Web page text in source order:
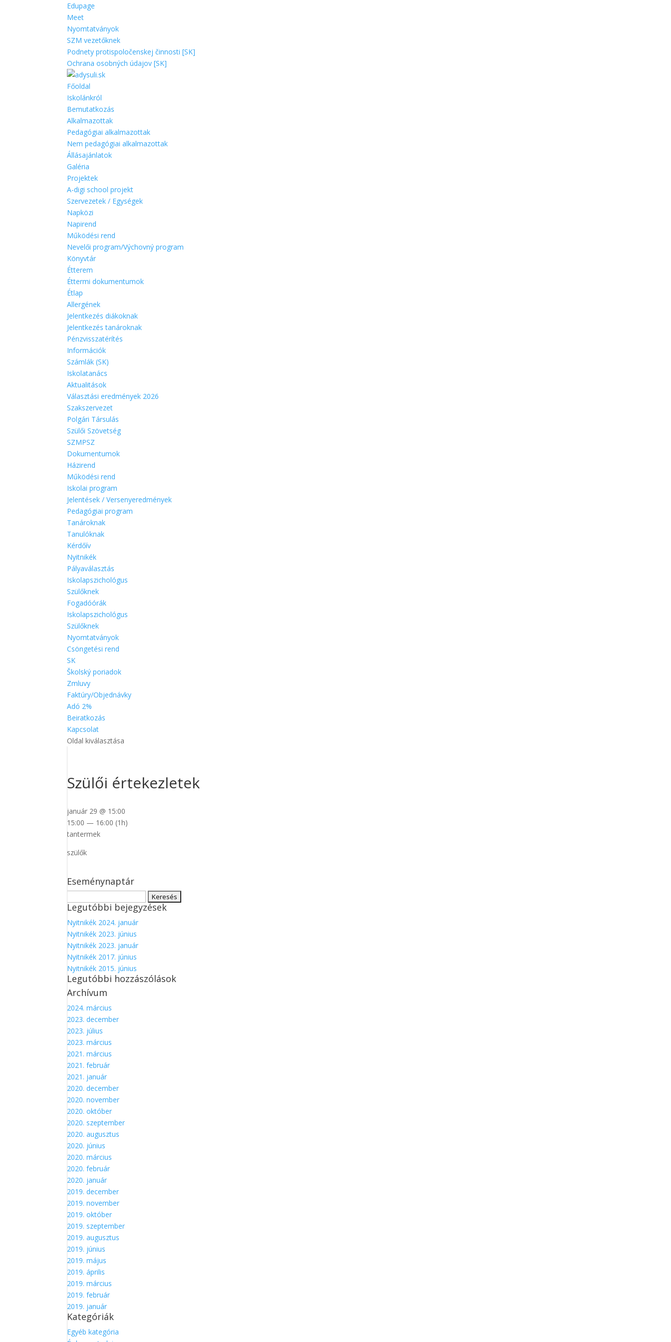
Edupage
Meet
Nyomtatványok
SZM vezetőknek
Podnety protispoločenskej činnosti [SK]
Ochrana osobných údajov [SK]
Főoldal
Iskolánkról
Bemutatkozás
Alkalmazottak
Pedagógiai alkalmazottak
Nem pedagógiai alkalmazottak
Állásajánlatok
Galéria
Projektek
A-digi school projekt
Szervezetek / Egységek
Napközi
Napirend
Működési rend
Nevelői program/Výchovný program
Könyvtár
Étterem
Éttermi dokumentumok
Étlap
Allergének
Jelentkezés diákoknak
Jelentkezés tanároknak
Pénzvisszatérítés
Információk
Számlák (SK)
Iskolatanács
Aktualitások
Választási eredmények 2026
Szakszervezet
Polgári Társulás
Szülői Szövetség
SZMPSZ
Dokumentumok
Házirend
Működési rend
Iskolai program
Jelentések / Versenyeredmények
Pedagógiai program
Tanároknak
Tanulóknak
Kérdőív
Nyitnikék
Pályaválasztás
Iskolapszichológus
Szülőknek
Fogadóórák
Iskolapszichológus
Szülőknek
Nyomtatványok
Csöngetési rend
SK
Školský poriadok
Zmluvy
Faktúry/Objednávky
Adó 2%
Beiratkozás
Kapcsolat
Oldal kiválasztása
Szülői értekezletek
január 29 @ 15:00
15:00 — 16:00 (1h)
tantermek
szülők
Eseménynaptár
Legutóbbi bejegyzések
Nyitnikék 2024. január
Nyitnikék 2023. június
Nyitnikék 2023. január
Nyitnikék 2017. június
Nyitnikék 2015. június
Legutóbbi hozzászólások
Archívum
2024. március
2023. december
2023. július
2023. március
2021. március
2021. február
2021. január
2020. december
2020. november
2020. október
2020. szeptember
2020. augusztus
2020. június
2020. március
2020. február
2020. január
2019. december
2019. november
2019. október
2019. szeptember
2019. augusztus
2019. június
2019. május
2019. április
2019. március
2019. február
2019. január
Kategóriák
Egyéb kategória